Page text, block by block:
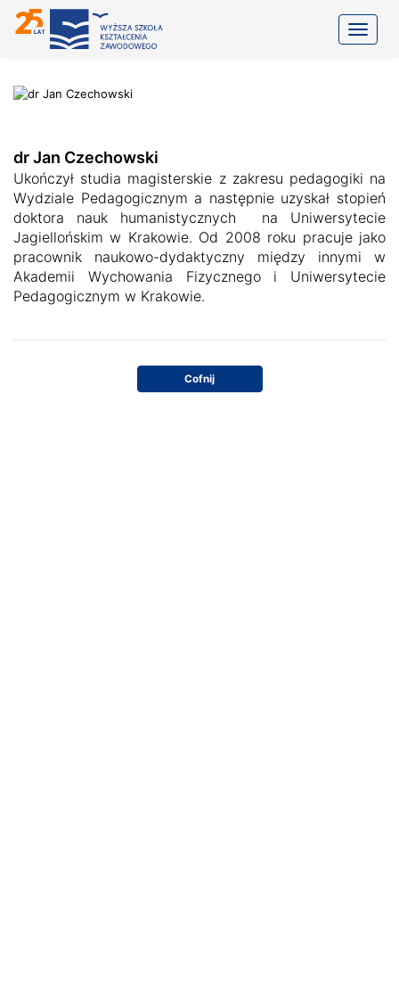
dr Jan Czechowski
Ukończył studia magisterskie z zakresu pedagogiki na
Wydziale Pedagogicznym a następnie uzyskał stopień
doktora nauk humanistycznych na Uniwersytecie
Jagiellońskim w Krakowie. Od 2008 roku pracuje jako
pracownik naukowo-dydaktyczny między innymi w
Akademii Wychowania Fizycznego i Uniwersytecie
Pedagogicznym w Krakowie.